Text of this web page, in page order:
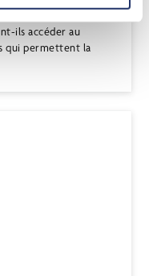
ils accéder au
qui permettent la